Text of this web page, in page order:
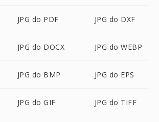
JPG do PDF JPG do DXF
JPG do DOCX JPG do WEBP
JPG do BMP JPG do EPS
JPG do GIF JPG do TIFF